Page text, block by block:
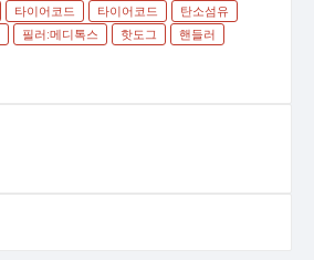
타이어코드 타이어코드
탄소섬유
필러:메디톡스 핫도그
핸들러